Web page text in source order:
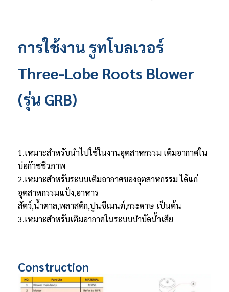
การใช้งาน รูทโบลเวอร์
Three-Lobe Roots Blower
(รุ่น GRB)
1.เหมาะสำหรับนำไปใช้ในงานอุตสาหกรรม เติมอากาศใน
บ่อก๊าซชีวภาพ
2.เหมาะสำหรับระบบเติมอากาศของอุตสาหกรรม ได้แก่
อุตสาหกรรมแป้ง,อาหาร
สัตว์,น้ำตาล,พลาสติก,ปูนซีเมนต์,กระดาษ เป็นต้น
3.เหมาะสำหรับเติมอากาศในระบบบำบัดน้ำเสีย
Construction